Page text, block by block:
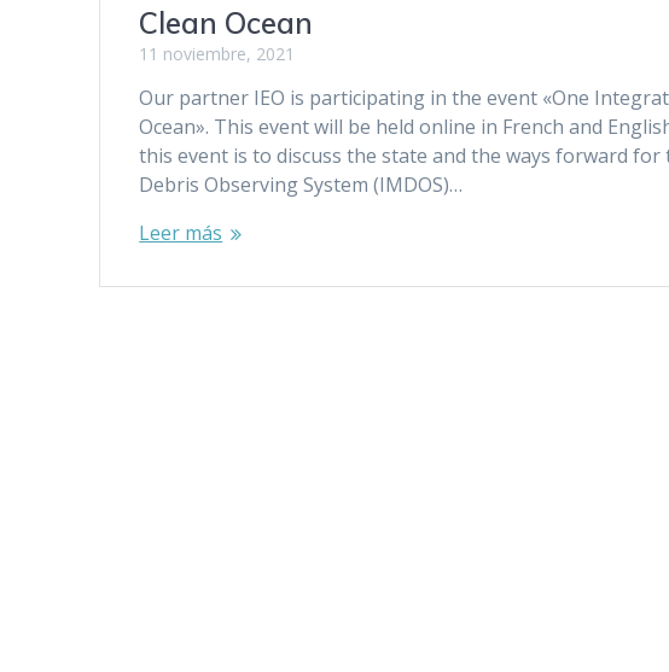
Clean Ocean
11 noviembre, 2021
Our partner IEO is participating in the event «One
Ocean». This event will be held online in French and
this event is to discuss the state and the ways forward
Debris Observing System (IMDOS)…
Leer más